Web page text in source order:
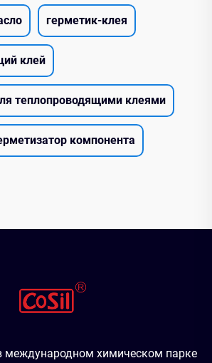
герметик-клея
клей
теплопроводящими клеями
компонента
международном химическом парке